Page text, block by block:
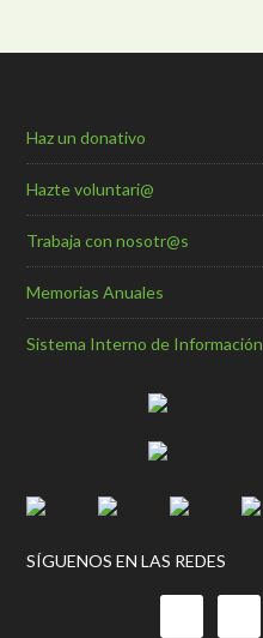
Haz un donativo
Hazte voluntari@
Trabaja con nosotr@s
Memorias Anuales
Sistema Interno de Información
SÍGUENOS EN LAS REDES